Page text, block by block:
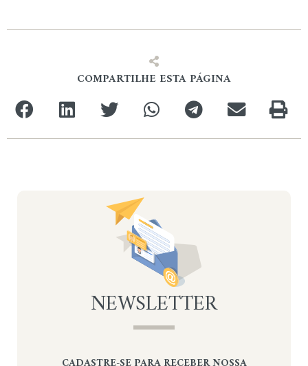
COMPARTILHE ESTA PÁGINA
NEWSLETTER